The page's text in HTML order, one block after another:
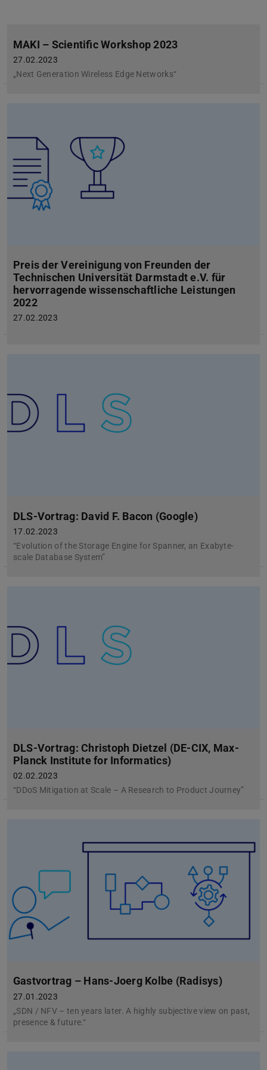
MAKI – Scientific Workshop 2023
27.02.2023
„Next Generation Wireless Edge Networks“
Preis der Vereinigung von Freunden der
Technischen Universität Darmstadt e.V. für
hervorragende wissenschaftliche Leistungen
2022
27.02.2023
DLS-Vortrag: David F. Bacon (Google)
17.02.2023
“Evolution of the Storage Engine for Spanner, an Exabyte-
scale Database System”
DLS-Vortrag: Christoph Dietzel (DE-CIX, Max-
Planck Institute for Informatics)
02.02.2023
“DDoS Mitigation at Scale – A Research to Product Journey”
Gastvortrag – Hans-Joerg Kolbe (Radisys)
27.01.2023
„SDN / NFV – ten years later. A highly subjective view on past,
presence & future.“